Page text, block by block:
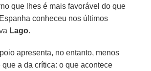
que lhes é mais favorável do que
conheceu nos últimos
Lago.
apresenta, no entanto, menos
a da crítica: o que acontece